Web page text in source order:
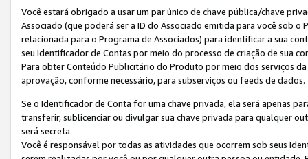
Você estará obrigado a usar um par único de chave pública/chave
Associado (que poderá ser a ID do Associado emitida para você sob
relacionada para o Programa de Associados) para identificar a sua
seu Identificador de Contas por meio do processo de criação de sua
Para obter Conteúdo Publicitário do Produto por meio dos serviços
aprovação, conforme necessário, para subserviços ou feeds de dados.
Se o Identificador de Conta for uma chave privada, ela será apenas
transferir, sublicenciar ou divulgar sua chave privada para qualquer
será secreta.
Você é responsável por todas as atividades que ocorrem sob seus